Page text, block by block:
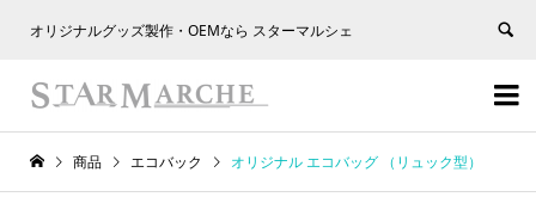
オリジナルグッズ製作・OEMなら スターマルシェ


商品 エコバック オリジナル エコバッグ （リュック型）